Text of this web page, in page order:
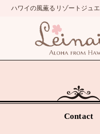
Contact